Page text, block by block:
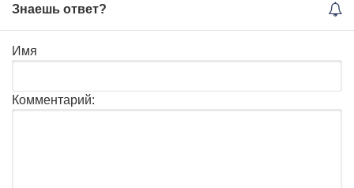
Знаешь ответ?
Имя
Комментарий: